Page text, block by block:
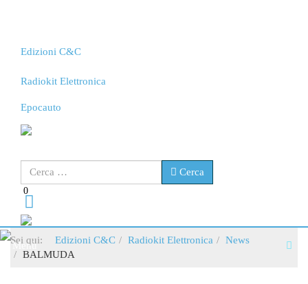
Edizioni C&C
Radiokit Elettronica
Epocauto
Cerca Cerca
0
Menù
Sei qui: Edizioni C&C Radiokit Elettronica
News
BALMUDA